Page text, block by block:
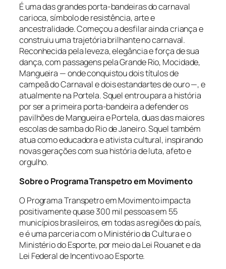
É uma das grandes porta-bandeiras do carnaval
carioca, símbolo de resistência, arte e
ancestralidade. Começou a desfilar ainda criança e
construiu uma trajetória brilhante no carnaval.
Reconhecida pela leveza, elegância e força de sua
dança, com passagens pela Grande Rio, Mocidade,
Mangueira — onde conquistou dois títulos de
campeã do Carnaval e dois estandartes de ouro —, e
atualmente na Portela. Squel entrou para a história
por ser a primeira porta-bandeira a defender os
pavilhões de Mangueira e Portela, duas das maiores
escolas de samba do Rio de Janeiro. Squel também
atua como educadora e ativista cultural, inspirando
novas gerações com sua história de luta, afeto e
orgulho.
Sobre o Programa Transpetro em Movimento
O Programa Transpetro em Movimento impacta
positivamente quase 300 mil pessoas em 55
municípios brasileiros, em todas as regiões do país,
e é uma parceria com o Ministério da Cultura e o
Ministério do Esporte, por meio da Lei Rouanet e da
Lei Federal de Incentivo ao Esporte.